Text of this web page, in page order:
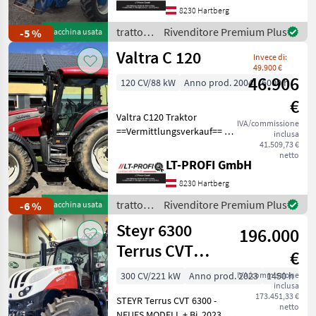
-5 % Macchina usata
3. Funktion - 16/16
Lastschaltgetriebe mit 4-
facher La
8230 Hartberg
trattori
/ Ford
Rivenditore Premium Plus
-6 % Macchina usata
Valtra C 120
Invece di:
49.900 €
46.906
€
IVA/commissione
inclusa
41.509,73 €
netto
120 CV/88 kW Anno prod. 2004 6000 h
Valtra C120 Traktor
==Vermittlungsverkauf== -4
Fronthydraulik -
Frontzapfwelle -1 DW
Steuergerät Vorne -6000h
-480/65R28 vorne 600
LT-PROFI GmbH
8230 Hartberg
trattori
/ Valtra
Rivenditore Premium Plus
Steyr 6300
Terrus CVT
(Stage V)
196.000
€
IVA/commissione
inclusa
173.451,33 €
netto
300 CV/221 kW Anno prod. 2023
1450 h
STEYR Terrus CVT 6300 -